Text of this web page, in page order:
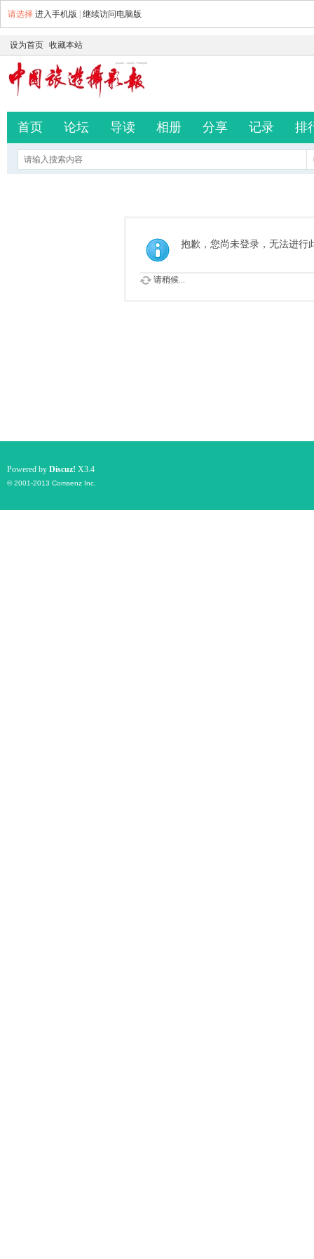
请选择 进入手机版 继续访问电脑版
设为首页 收藏本站
首页 论坛 导读 相册 分享 记录 排
抱歉，您尚未登录，无法进行
请稍候...
Powered by Discuz! X3.4
© 2001-2013 Comsenz Inc.